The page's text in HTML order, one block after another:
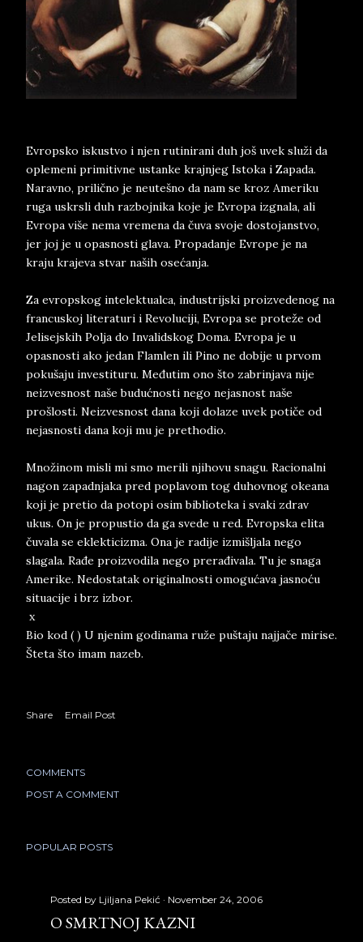
Evropsko iskustvo i njen rutinirani duh još uvek služi da
oplemeni primitivne ustanke krajnjeg Istoka i Zapada.
Naravno, prilično je neutešno da nam se kroz Ameriku
ruga uskrsli duh razbojnika koje je Evropa izgnala, ali
Evropa više nema vremena da čuva svoje dostojanstvo,
jer joj je u opasnosti glava. Propadanje Evrope je na
kraju krajeva stvar naših osećanja.
Za evropskog intelektualca, industrijski proizvedenog na
francuskoj literaturi i Revoluciji, Evropa se proteže od
Jelisejskih Polja do Invalidskog Doma. Evropa je u
opasnosti ako jedan Flamlen ili Pino ne dobije u prvom
pokušaju investituru. Međutim ono što zabrinjava nije
neizvesnost naše budućnosti nego nejasnost naše
prošlosti. Neizvesnost dana koji dolaze uvek potiče od
nejasnosti dana koji mu je prethodio.
Množinom misli mi smo merili njihovu snagu. Racionalni
nagon zapadnjaka pred poplavom tog duhovnog okeana
koji je pretio da potopi osim biblioteka i svaki zdrav
ukus. On je propustio da ga svede u red. Evropska elita
čuvala se eklekticizma. Ona je radije izmišljala nego
slagala. Rađe proizvodila nego prerađivala. Tu je snaga
Amerike. Nedostatak originalnosti omogućava jasnoću
situacije i brz izbor.
x
Bio kod ( ) U njenim godinama ruže puštaju najjače mirise.
Šteta što imam nazeb.
Share Email Post
COMMENTS
POST A COMMENT
POPULAR POSTS
Posted by Ljiljana Pekić November 24, 2006
O SMRTNOJ KAZNI